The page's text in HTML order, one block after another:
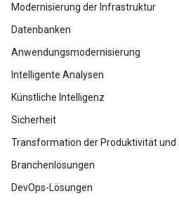
Modernisierung der Infrastruktur
Datenbanken
Anwendungsmodernisierung
Intelligente Analysen
Künstliche Intelligenz
Sicherheit
Transformation der Produktivität und
Branchenlösungen
DevOps-Lösungen